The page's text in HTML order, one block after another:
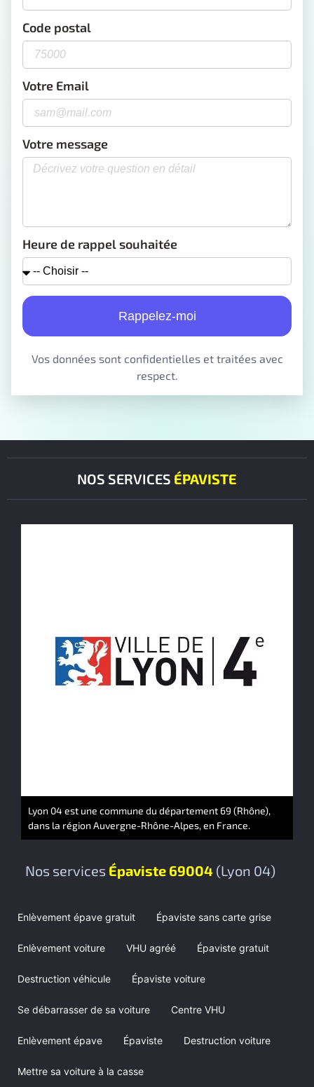
Code postal
Votre Email
Votre message
Heure de rappel souhaitée
Rappelez-moi
Vos données sont confidentielles et traitées avec
respect.
NOS SERVICES ÉPAVISTE
Nos services Épaviste 69004 (Lyon 04)
Enlèvement épave gratuit Épaviste sans carte grise
Enlèvement voiture VHU agréé Épaviste gratuit
Destruction véhicule Épaviste voiture
Se débarrasser de sa voiture Centre VHU
Enlèvement épave Épaviste Destruction voiture
Mettre sa voiture à la casse
Lyon 04 est une commune du département 69 (Rhône),
dans la région Auvergne-Rhône-Alpes, en France.